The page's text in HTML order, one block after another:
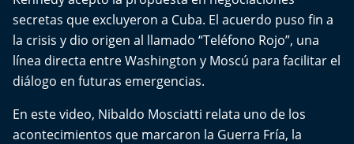
Chile, Historia de 30 años
Carrera a La Moneda
Aquí Estamos
secretas que excluyeron a Cuba. El acuerdo puso fin a
la crisis y dio origen al llamado “Teléfono Rojo”, una
línea directa entre Washington y Moscú para facilitar el
diálogo en futuras emergencias.
En este video, Nibaldo Mosciatti relata uno de los
acontecimientos que marcaron la Guerra Fría, la